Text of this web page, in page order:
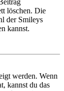
löschen. Die
der Smileys
kannst.
werden. Wenn
kannst du das